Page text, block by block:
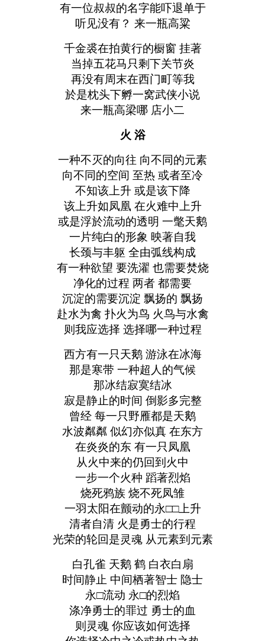
有一位叔叔的名字能吓退单于
听见没有？ 来一瓶高粱
千金裘在拍黄行的橱窗 挂著
当掉五花马只剩下关节炎
再没有周末在西门町等我
於是枕头下孵一窝武侠小说
来一瓶高梁哪 店小二
火 浴
一种不灭的向往 向不同的元素
向不同的空间 至热 或者至冷
不知该上升 或是该下降
该上升如凤凰 在火难中上升
或是浮於流动的透明 一氅天鹅
一片纯白的形象 映著自我
长颈与丰躯 全由弧线构成
有一种欲望 要洗濯 也需要焚烧
净化的过程 两者 都需要
沉淀的需要沉淀 飘扬的 飘扬
赴水为禽 扑火为鸟 火鸟与水禽
则我应选择 选择哪一种过程
西方有一只天鹅 游泳在冰海
那是寒带 一种超人的气候
那冰结寂寞结冰
寂是静止的时间 倒影多完整
曾经 每一只野雁都是天鹅
水波粼粼 似幻亦似真 在东方
在炎炎的东 有一只凤凰
从火中来的仍回到火中
一步一个火种 蹈著烈焰
烧死鸦族 烧不死凤雏
一羽太阳在颤动的永□□上升
清者自清 火是勇士的行程
光荣的轮回是灵魂 从元素到元素
白孔雀 天鹅 鹤 白衣白扇
时间静止 中间栖著智士 隐士
永□流动 永□的烈焰
涤净勇士的罪过 勇士的血
则灵魂 你应该如何选择